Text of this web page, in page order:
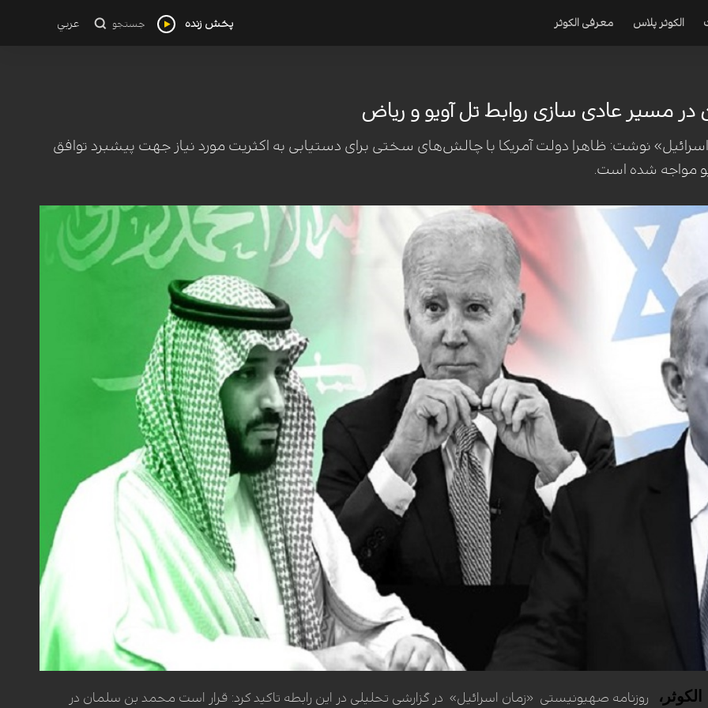
الکوثر پلاس معرفی الکوثر پخش زنده جستجو عربي
مسیر عادی سازی روابط تل آویو و ریاض
اسرائیل» نوشت: ظاهرا دولت آمریکا با چالش‌های سختی برای دستیابی به اکثریت مورد نیاز جهت پیشبرد توافق
مواجه شده است.
،
روزنامه صهیونیستی «زمان اسرائیل» در گزارشی تحلیلی در این رابطه تاکید کرد: قرار است محمد بن سلمان در